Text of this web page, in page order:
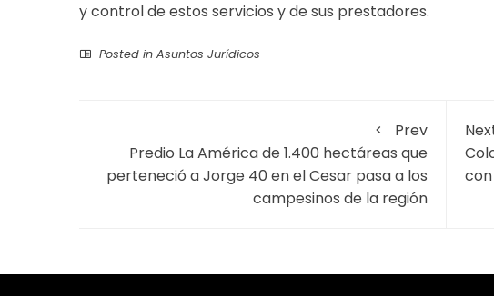
y control de estos servicios y de sus prestadores.
Posted in Asuntos Jurídicos
Prev
Predio La América de 1.400 hectáreas que
perteneció a Jorge 40 en el Cesar pasa a los
campesinos de la región